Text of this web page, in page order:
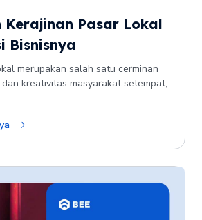
Kerajinan Pasar Lokal
Bisnisnya
merupakan salah satu cerminan
kreativitas masyarakat setempat,